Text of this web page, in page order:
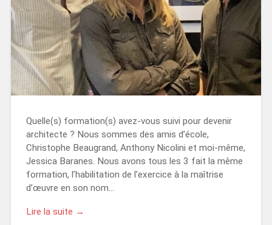
Quelle(s) formation(s) avez-vous suivi pour devenir
architecte ? Nous sommes des amis d’école,
Christophe Beaugrand, Anthony Nicolini et moi-même,
Jessica Baranes. Nous avons tous les 3 fait la même
formation, l’habilitation de l’exercice à la maîtrise
d’œuvre en son nom…
Lire la suite →